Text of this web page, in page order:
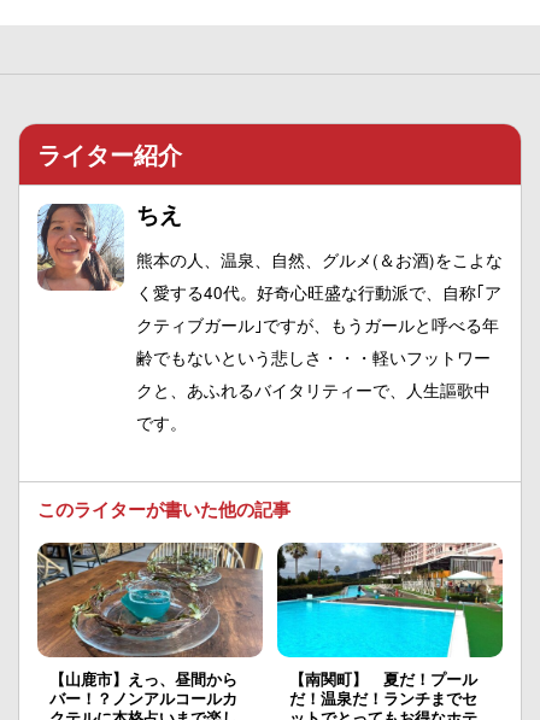
ライター紹介
ちえ
熊本の人、温泉、自然、グルメ(＆お酒)をこよな
く愛する40代。好奇心旺盛な行動派で、自称｢ア
クティブガール｣ですが、もうガールと呼べる年
齢でもないという悲しさ・・・軽いフットワー
クと、あふれるバイタリティーで、人生謳歌中
です。
このライターが書いた他の記事
【山鹿市】えっ、昼間から
バー！？ノンアルコールカ
【南関町】 夏だ！プール
だ！温泉だ！ランチまでセ